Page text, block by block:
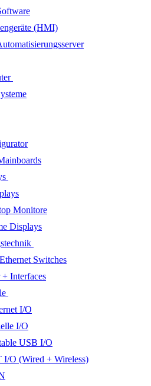
(HMI)
Monitore
Displays
Switches
Interfaces
I/O
I/O
USB I/O
I/O (Wired + Wireless)